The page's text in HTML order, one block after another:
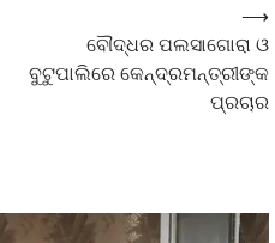
ବୌଦ୍ଧର ପଲସାଗୋରା ଓ
ବୁଟୁପାଲିରେ କେନ୍ଦ୍ରମନ୍ତ୍ରୀଙ୍କ
ପ୍ରଚାର
⟶